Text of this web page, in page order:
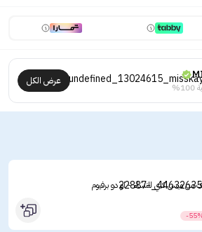
عرض الكل
من ميس كاي للنساء - او دو برفيوم
-